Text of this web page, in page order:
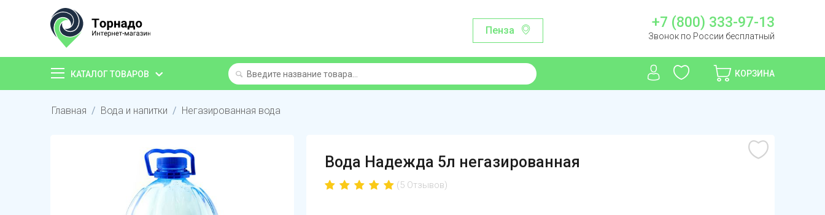
Пенза +7 (800) 333-97-13
Звонок по России бесплатный
КАТАЛОГ ТОВАРОВ КОРЗИНА
Главная / Вода и напитки / Негазированная вода
Вода Надежда 5л негазированная
(5 Отзывов)